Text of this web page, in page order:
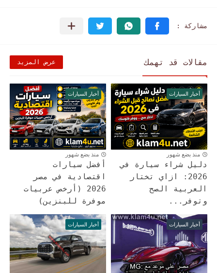
مقالات قد تهمك عرض المزيد
أخبار السيارات
منذ بضع شهور
دليل شراء سيارة في
2026: ازاي تختار
العربية الصح
وتوفر...
أخبار السيارات
منذ بضع شهور
أفضل سيارات
اقتصادية في مصر
2026 (أرخص عربيات
موفرة للبنزين)
أخبار السيارات أخبار السيارات